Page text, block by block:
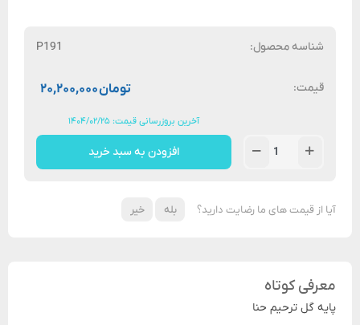
شناسه محصول: P191
قیمت: ۲۰,۲۰۰,۰۰۰تومان
آخرین بروزرسانی قیمت: ۱۴۰۴/۰۲/۲۵
افزودن به سبد خرید
آیا از قیمت های ما رضایت دارید؟ بله خیر
معرفی کوتاه
پایه گل ترحیم حنا